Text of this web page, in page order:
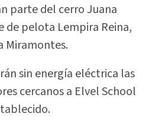
parte del cerro Juana
de pelota Lempira Reina,
Miramontes.
sin energía eléctrica las
cercanos a Elvel School